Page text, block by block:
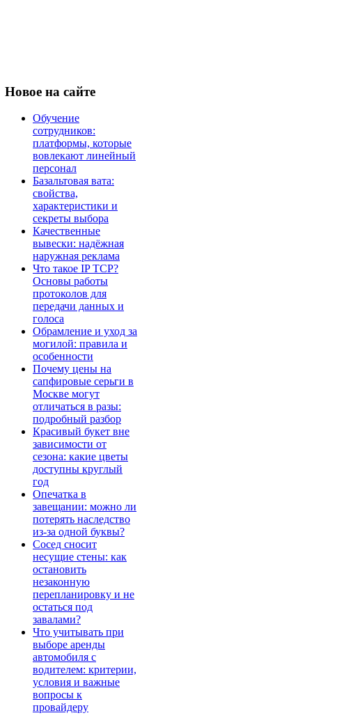
Новое на сайте
Обучение
сотрудников:
платформы, которые
вовлекают линейный
персонал
Базальтовая вата:
свойства,
характеристики и
секреты выбора
Качественные
вывески: надёжная
наружная реклама
Что такое IP TCP?
Основы работы
протоколов для
передачи данных и
голоса
Обрамление и уход за
могилой: правила и
особенности
Почему цены на
сапфировые серьги в
Москве могут
отличаться в разы:
подробный разбор
Красивый букет вне
зависимости от
сезона: какие цветы
доступны круглый
год
Опечатка в
завещании: можно ли
потерять наследство
из-за одной буквы?
Сосед сносит
несущие стены: как
остановить
незаконную
перепланировку и не
остаться под
завалами?
Что учитывать при
выборе аренды
автомобиля с
водителем: критерии,
условия и важные
вопросы к
провайдеру